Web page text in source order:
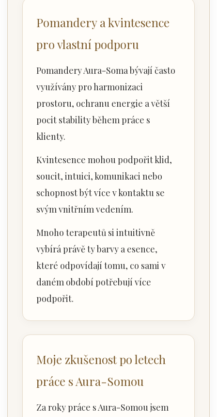
Pomandery a kvintesence
pro vlastní podporu
Pomandery Aura-Soma bývají často
využívány pro harmonizaci
prostoru, ochranu energie a větší
pocit stability během práce s
klienty.
Kvintesence mohou podpořit klid,
soucit, intuici, komunikaci nebo
schopnost být více v kontaktu se
svým vnitřním vedením.
Mnoho terapeutů si intuitivně
vybírá právě ty barvy a esence,
které odpovídají tomu, co sami v
daném období potřebují více
podpořit.
Moje zkušenost po letech
práce s Aura-Somou
Za roky práce s Aura-Somou jsem